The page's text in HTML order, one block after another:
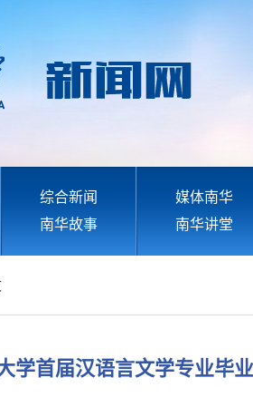
综合新闻 媒体南华
南华故事 南华讲堂
首届汉语言文学专业毕